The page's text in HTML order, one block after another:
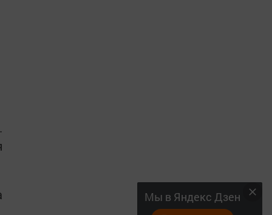
Мы в Яндекс Дзен